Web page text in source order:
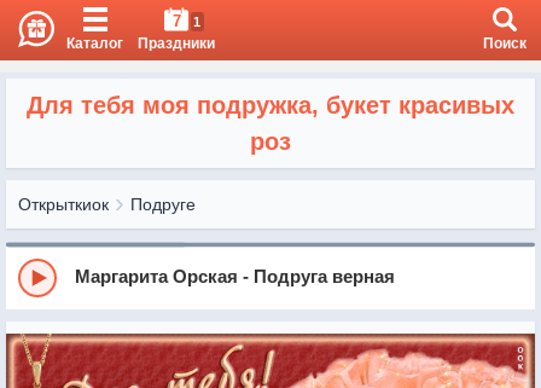
Каталог
7 1
Праздники Поиск
Для тебя моя подружка, букет красивых
роз
Открыткиок Подруге
Маргарита Орская - Подруга верная